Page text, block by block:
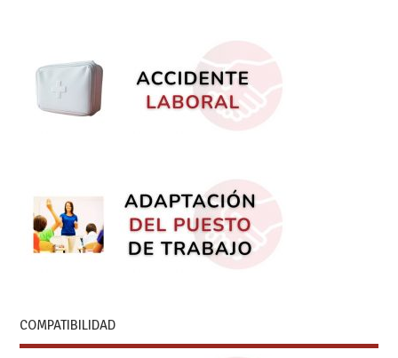
COMPATIBILIDAD